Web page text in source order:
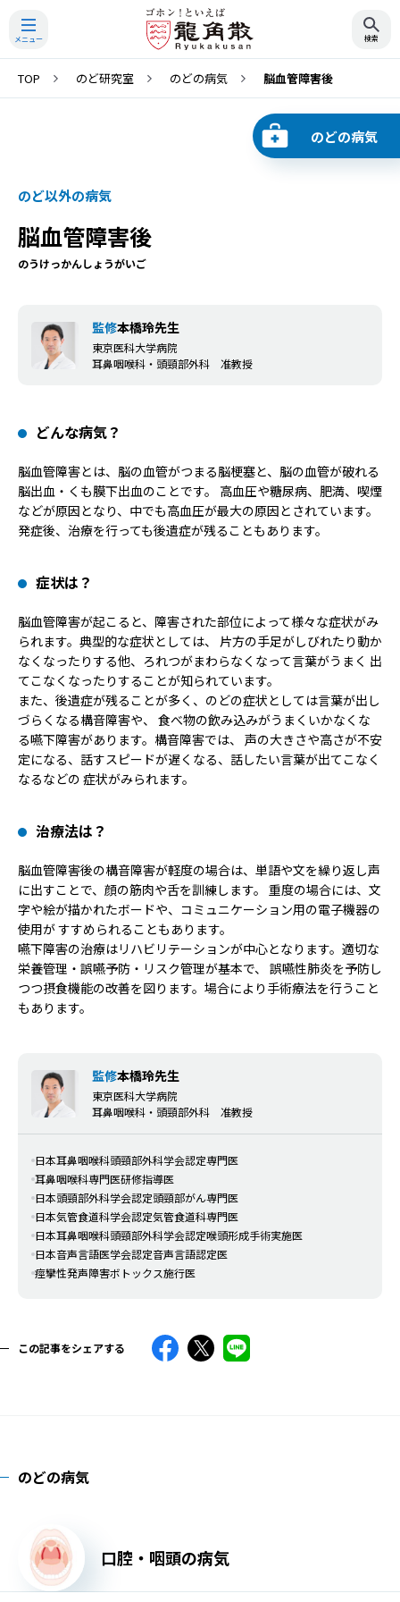
TOP のど研究室 のどの病気 脳血管障害後
のど以外の病気
脳血管障害後
のうけっかんしょうがいご
のどの病気
どんな病気？
脳血管障害とは、脳の血管がつまる脳梗塞と、脳の血管が破れる
脳出血・くも膜下出血のことです。 高血圧や糖尿病、肥満、喫煙
などが原因となり、中でも高血圧が最大の原因とされています。
発症後、治療を行っても後遺症が残ることもあります。
症状は？
脳血管障害が起こると、障害された部位によって様々な症状がみ
られます。典型的な症状としては、 片方の手足がしびれたり動か
なくなったりする他、ろれつがまわらなくなって言葉がうまく 出
てこなくなったりすることが知られています。
また、後遺症が残ることが多く、のどの症状としては言葉が出し
づらくなる構音障害や、 食べ物の飲み込みがうまくいかなくな
る嚥下障害があります。構音障害では、 声の大きさや高さが不安
定になる、話すスピードが遅くなる、話したい言葉が出てこなく
なるなどの 症状がみられます。
治療法は？
脳血管障害後の構音障害が軽度の場合は、単語や文を繰り返し声
に出すことで、顔の筋肉や舌を訓練します。 重度の場合には、文
字や絵が描かれたボードや、コミュニケーション用の電子機器の
使用が すすめられることもあります。
嚥下障害の治療はリハビリテーションが中心となります。適切な
栄養管理・誤嚥予防・リスク管理が基本で、 誤嚥性肺炎を予防し
つつ摂食機能の改善を図ります。場合により手術療法を行うこと
もあります。
監修本橋玲先生
東京医科大学病院
耳鼻咽喉科・頭頸部外科 准教授
日本耳鼻咽喉科頭頸部外科学会認定専門医
耳鼻咽喉科専門医研修指導医
日本頭頸部外科学会認定頭頸部がん専門医
日本気管食道科学会認定気管食道科専門医
日本耳鼻咽喉科頭頸部外科学会認定喉頭形成手術実施医
日本音声言語医学会認定音声言語認定医
痙攣性発声障害ボトックス施行医
この記事をシェアする
監修本橋玲先生
東京医科大学病院
耳鼻咽喉科・頭頸部外科 准教授
のどの病気
口腔・咽頭の病気